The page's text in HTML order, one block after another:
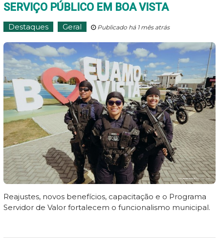
SERVIÇO PÚBLICO EM BOA VISTA
Destaques Geral Publicado há 1 mês atrás
Reajustes, novos benefícios, capacitação e o Programa
Servidor de Valor fortalecem o funcionalismo municipal.